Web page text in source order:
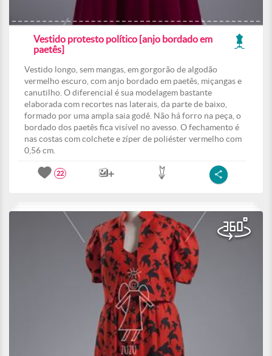
Vestido protesto político [anjo bordado em
paetês]
Vestido longo, sem mangas, em gorgorão de algodão
vermelho escuro, com anjo bordado em paetês, miçangas e
canutilho. O diferencial é sua modelagem bastante
elaborada com recortes nas laterais, da parte de baixo,
formado por uma ampla saia godê. Não há forro na peça, o
bordado dos paetês fica visível no avesso. O fechamento é
nas costas com colchete e zíper de poliéster vermelho com
0,56 cm.
22